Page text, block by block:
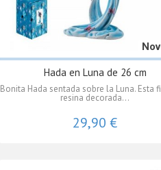
Hada en Luna de 26 cm
Bonita Hada sentada sobre la Luna. Esta
resina decorada...
29,90 €